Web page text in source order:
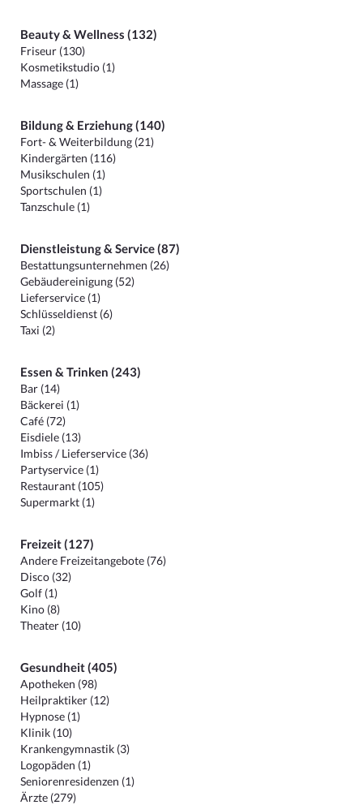
Beauty & Wellness (132)
Friseur (130)
Kosmetikstudio (1)
Massage (1)
Bildung & Erziehung (140)
Fort- & Weiterbildung (21)
Kindergärten (116)
Musikschulen (1)
Sportschulen (1)
Tanzschule (1)
Dienstleistung & Service (87)
Bestattungsunternehmen (26)
Gebäudereinigung (52)
Lieferservice (1)
Schlüsseldienst (6)
Taxi (2)
Essen & Trinken (243)
Bar (14)
Bäckerei (1)
Café (72)
Eisdiele (13)
Imbiss / Lieferservice (36)
Partyservice (1)
Restaurant (105)
Supermarkt (1)
Freizeit (127)
Andere Freizeitangebote (76)
Disco (32)
Golf (1)
Kino (8)
Theater (10)
Gesundheit (405)
Apotheken (98)
Heilpraktiker (12)
Hypnose (1)
Klinik (10)
Krankengymnastik (3)
Logopäden (1)
Seniorenresidenzen (1)
Ärzte (279)